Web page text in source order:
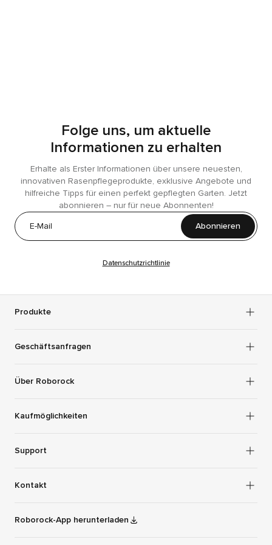
Folge uns, um aktuelle
Informationen zu erhalten
Erhalte als Erster Informationen über unsere neuesten,
innovativen Rasenpflegeprodukte, exklusive Angebote und
hilfreiche Tipps für einen perfekt gepflegten Garten. Jetzt
abonnieren – nur für neue Abonnenten!
Abonnieren
Datenschutzrichtlinie
Produkte
Geschäftsanfragen
Über Roborock
Kaufmöglichkeiten
Support
Kontakt
Roborock-App herunterladen